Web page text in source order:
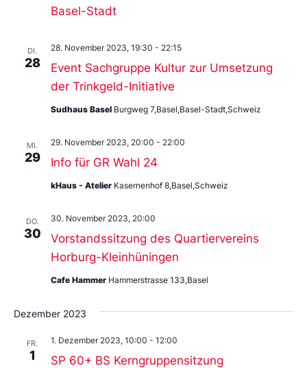
Basel-Stadt
DI.
28
Event Sachgruppe Kultur zur Umsetzung
der Trinkgeld-Initiative
28. November 2023, 19:30 - 22:15
Sudhaus Basel Burgweg 7,Basel,Basel-Stadt,Schweiz
MI.
29 Info für GR Wahl 24
29. November 2023, 20:00 - 22:00
kHaus - Atelier Kasernenhof 8,Basel,Schweiz
DO.
30
Vorstandssitzung des Quartiervereins
Horburg-Kleinhüningen
30. November 2023, 20:00
Cafe Hammer Hammerstrasse 133,Basel
Dezember 2023
FR.
1 SP 60+ BS Kerngruppensitzung
1. Dezember 2023, 10:00 - 12:00